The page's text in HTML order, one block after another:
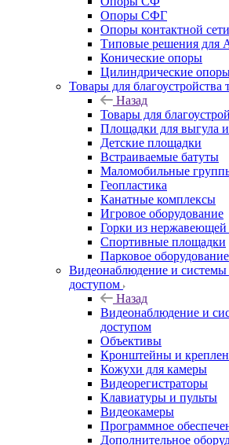
Опоры СФГ
Опоры контактной сети
Типовые решения
Конические опоры
Цилиндрические
Товары для благоустройства
Назад
Товары для
Площадки для выгула
Детские площадки
Встраиваемые батуты
Маломобильные
Геопластика
Канатные комплексы
Игровое оборудование
Горки из нержавеющей
Спортивные площадки
Парковое оборудование
Видеонаблюдение и системы
доступом
Назад
Видеонаблюдение и
доступом
Объективы
Кронштейны и
Кожухи для камеры
Видеорегистраторы
Клавиатуры и пульты
Видеокамеры
Программное
Дополнительное